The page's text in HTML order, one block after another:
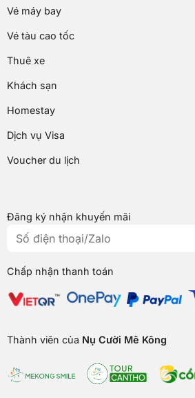
Vé máy bay
Vé tàu cao tốc
Thuê xe
Khách sạn
Homestay
Dịch vụ Visa
Voucher du lịch
Đăng ký nhận khuyến mãi
Chấp nhận thanh toán
Thành viên của Nụ Cười Mê Kông